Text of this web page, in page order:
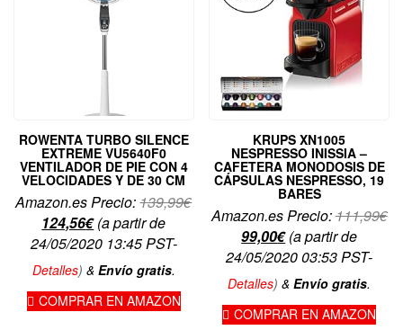
ROWENTA TURBO SILENCE
EXTREME VU5640F0
VENTILADOR DE PIE CON 4
VELOCIDADES Y DE 30 CM
Amazon.es Precio:139,99€El
precio
139,99€.
124,56€El
precio
actual
124,56€.
(a partir de
24/05/2020 13:45 PST-
Detalles) & Envío gratis.
COMPRAR EN AMAZON
KRUPS XN1005
NESPRESSO INISSIA –
CAFETERA MONODOSIS DE
CÁPSULAS NESPRESSO, 19
BARES
Amazon.es Precio:111,99€El
99,00€El
precio
actual
99,00€.
(a partir de
24/05/2020 03:53 PST-
Detalles)&Envío gratis.
COMPRAR EN AMAZON